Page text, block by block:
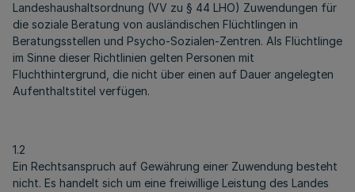
Landeshaushaltsordnung (VV zu § 44 LHO) Zuwendungen für
die soziale Beratung von ausländischen Flüchtlingen in
Beratungsstellen und Psycho-Sozialen-Zentren. Als Flüchtlinge
im Sinne dieser Richtlinien gelten Personen mit
Fluchthintergrund, die nicht über einen auf Dauer angelegten
Aufenthaltstitel verfügen.
1.2
Ein Rechtsanspruch auf Gewährung einer Zuwendung besteht
nicht. Es handelt sich um eine freiwillige Leistung des Landes